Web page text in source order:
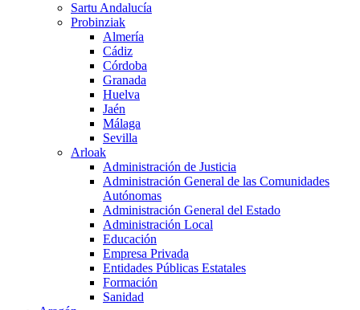
Sartu Andalucía
Probinziak
Almería
Cádiz
Córdoba
Granada
Huelva
Jaén
Málaga
Sevilla
Arloak
Administración de Justicia
Administración General de las Comunidades
Autónomas
Administración General del Estado
Administración Local
Educación
Empresa Privada
Entidades Públicas Estatales
Formación
Sanidad